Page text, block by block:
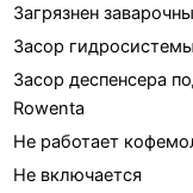
Загрязнен
Засор гидросистемы
Засор деспенсера
Rowenta
Не работает
Не включается